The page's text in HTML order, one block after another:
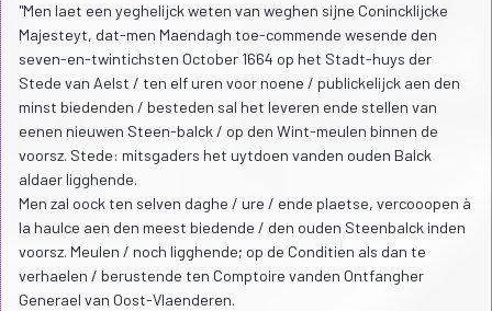
"Men laet een yeghelijck weten van weghen sijne Conincklijcke
Majesteyt, dat-men Maendagh toe-commende wesende den
seven-en-twintichsten October 1664 op het Stadt-huys der
Stede van Aelst / ten elf uren voor noene / publickelijck aen den
minst biedenden / besteden sal het leveren ende stellen van
eenen nieuwen Steen-balck / op den Wint-meulen binnen de
voorsz. Stede: mitsgaders het uytdoen vanden ouden Balck
aldaer ligghende.
Men zal oock ten selven daghe / ure / ende plaetse, vercooopen à
la haulce aen den meest biedende / den ouden Steenbalck inden
voorsz. Meulen / noch ligghende; op de Conditien als dan te
verhaelen / berustende ten Comptoire vanden Ontfangher
Generael van Oost-Vlaenderen.